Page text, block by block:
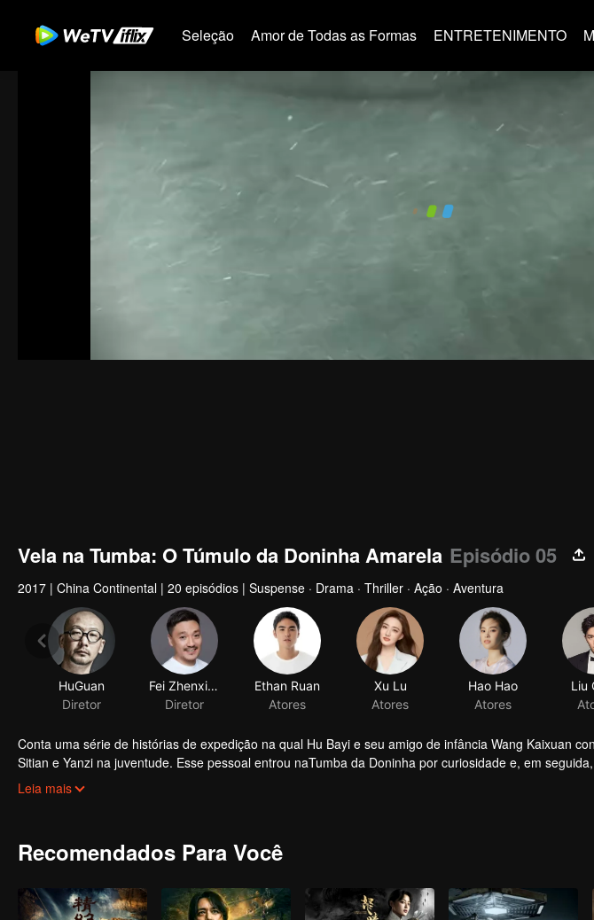
Seleção Amor de Todas as Formas ENTRETENIMENTO
Vela na Tumba: O Túmulo da Doninha Amarela Episódio 05
2017 | China Continental | 20 episódios | Suspense · Drama · Thriller · Ação · Aventura
Conta uma série de histórias de expedição na qual Hu Bayi e seu amigo de infância Wang Kaixuan
Sitian e Yanzi na juventude. Esse pessoal entrou naTumba da Doninha por curiosidade e, em
comumente conhecida como "Palácio do Rei da Morte". Encontraram até vestígios da"tropa de
Leia mais
Recomendados Para Você